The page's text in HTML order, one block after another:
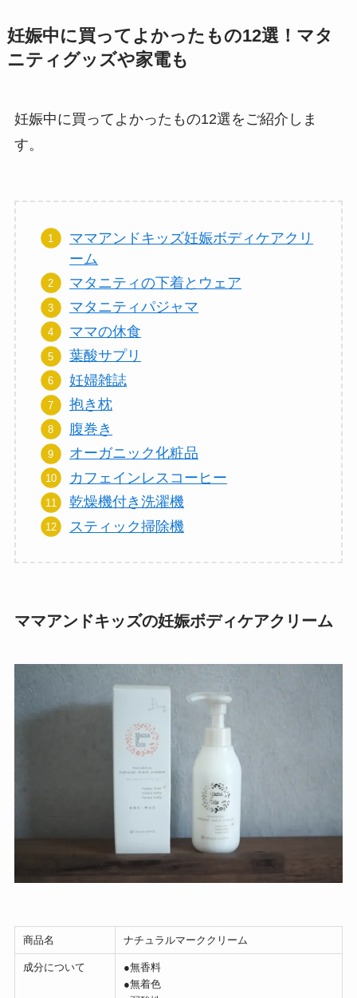
妊娠中に買ってよかったもの12選！マタ
ニティグッズや家電も
妊娠中に買ってよかったもの12選をご紹介しま
す。
ママアンドキッズ妊娠ボディケアクリ
ーム
マタニティの下着とウェア
マタニティパジャマ
ママの休食
葉酸サプリ
妊婦雑誌
抱き枕
腹巻き
オーガニック化粧品
カフェインレスコーヒー
乾燥機付き洗濯機
スティック掃除機
ママアンドキッズの妊娠ボディケアクリーム
商品名 ナチュラルマーククリーム
成分について
●無香料
●無着色